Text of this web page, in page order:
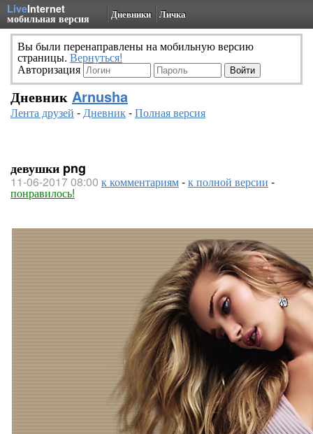
LiveInternet
мобильная версия Дневники Личка
Вы были перенаправлены на мобильную версию
страницы. Вернуться!
Авторизация
Дневник Arnusha
Лента друзей -Дневник-Полная версия
девушки png
11-06-2017 08:00 к комментариям-к полной версии -
понравилось!